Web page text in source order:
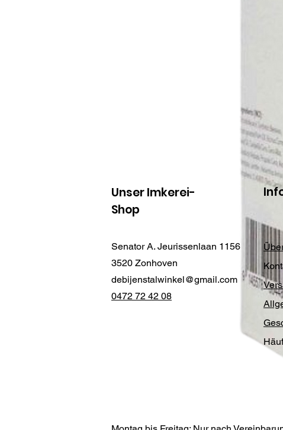
Unser Imkerei-
Shop
Senator A. Jeurissenlaan 1156
3520 Zonhoven
debijenstalwinkel@gmail.com
0472 72 42 08